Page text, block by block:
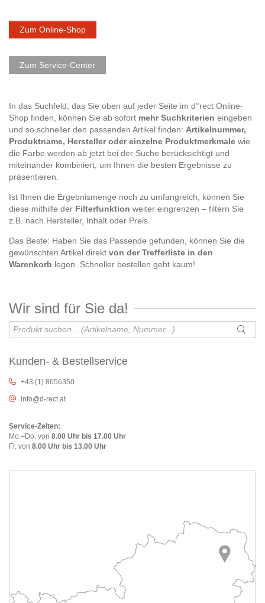
Zum Online-Shop
Zum Service-Center
In das Suchfeld, das Sie oben auf jeder Seite im d°rect Online-
Shop finden, können Sie ab sofort mehr Suchkriterien eingeben
und so schneller den passenden Artikel finden: Artikelnummer,
Produktname, Hersteller oder einzelne Produktmerkmale wie
die Farbe werden ab jetzt bei der Suche berücksichtigt und
miteinander kombiniert, um Ihnen die besten Ergebnisse zu
präsentieren.
Ist Ihnen die Ergebnismenge noch zu umfangreich, können Sie
diese mithilfe der Filterfunktion weiter eingrenzen – filtern Sie
z.B. nach Hersteller, Inhalt oder Preis.
Das Beste: Haben Sie das Passende gefunden, können Sie die
gewünschten Artikel direkt von der Trefferliste in den
Warenkorb legen. Schneller bestellen geht kaum!
Wir sind für Sie da!
Kunden- & Bestellservice
+43 (1) 8656350
info@d-rect.at
Service-Zeiten:
Mo.–Do. von 8.00 Uhr bis 17.00 Uhr
Fr. von 8.00 Uhr bis 13.00 Uhr